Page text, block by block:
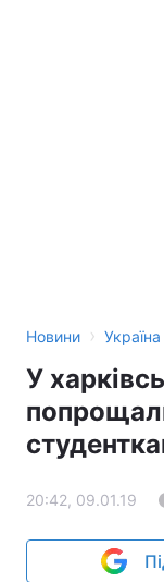
Новини › Україна
У
20:42, 09.01.19